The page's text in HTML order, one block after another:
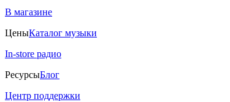
В магазине
ЦеныКаталог музыки
In-store радио
РесурсыБлог
Центр поддержки